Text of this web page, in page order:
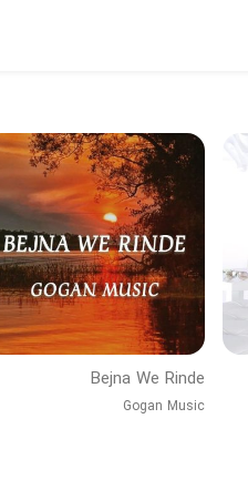
Bejna We Rinde
Gogan Music